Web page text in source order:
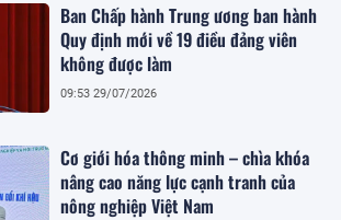
Ban Chấp hành Trung ương ban hành
Quy định mới về 19 điều đảng viên
không được làm
09:53 29/07/2026
Cơ giới hóa thông minh – chìa khóa
nâng cao năng lực cạnh tranh của
nông nghiệp Việt Nam